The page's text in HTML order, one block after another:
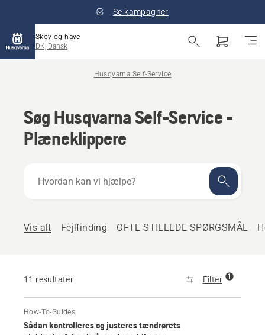
Se kampagner
Skov og have
DK, Dansk
Husqvarna Self-Service
Søg Husqvarna Self-Service -
Plæneklippere
kan
Vis alt
Fejlfinding OFTE STILLEDE SPØRGSMÅL
11 resultater Filter 1
How-To-Guides
Sådan kontrolleres og justeres tændrørets